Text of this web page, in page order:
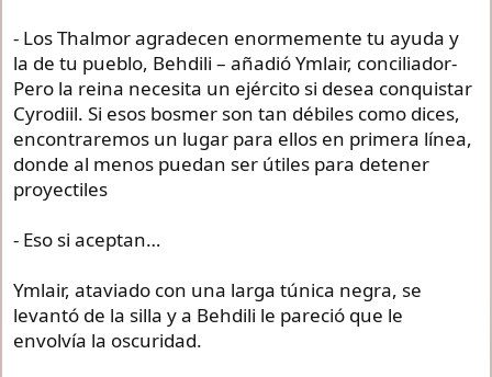
- Los Thalmor agradecen enormemente tu ayuda y
la de tu pueblo, Behdili – añadió Ymlair, conciliador-
Pero la reina necesita un ejército si desea conquistar
Cyrodiil. Si esos bosmer son tan débiles como dices,
encontraremos un lugar para ellos en primera línea,
donde al menos puedan ser útiles para detener
proyectiles
- Eso si aceptan…
Ymlair, ataviado con una larga túnica negra, se
levantó de la silla y a Behdili le pareció que le
envolvía la oscuridad.